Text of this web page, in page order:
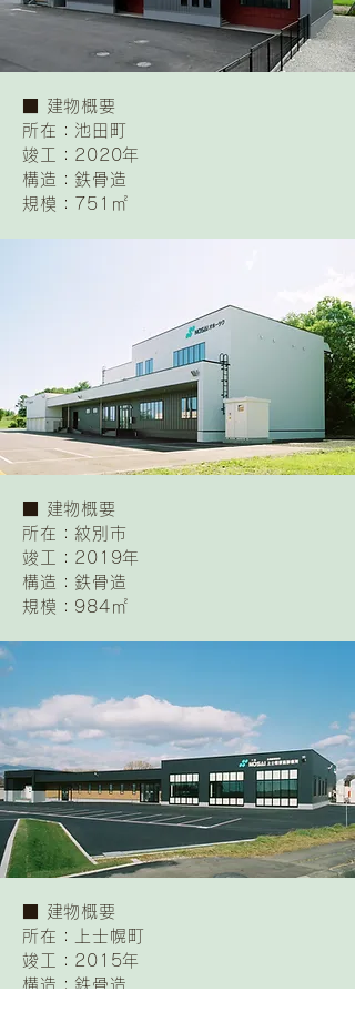
​■ 建物概要
所在：池田町
竣工：2020年
構造：鉄骨造
規模：751㎡
​■ 建物概要
所在：紋別市
竣工：2019年
構造：鉄骨造
規模：984㎡
​■ 建物概要
所在：上士幌町
竣工：2015年
構造：鉄骨造